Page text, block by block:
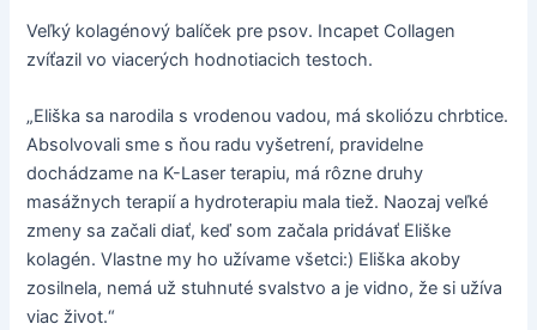
Veľký kolagénový balíček pre psov. Incapet Collagen
zvíťazil vo viacerých hodnotiacich testoch.
„Eliška sa narodila s vrodenou vadou, má skoliózu chrbtice.
Absolvovali sme s ňou radu vyšetrení, pravidelne
dochádzame na K-Laser terapiu, má rôzne druhy
masážnych terapií a hydroterapiu mala tiež. Naozaj veľké
zmeny sa začali diať, keď som začala pridávať Eliške
kolagén. Vlastne my ho užívame všetci:) Eliška akoby
zosilnela, nemá už stuhnuté svalstvo a je vidno, že si užíva
viac život.“